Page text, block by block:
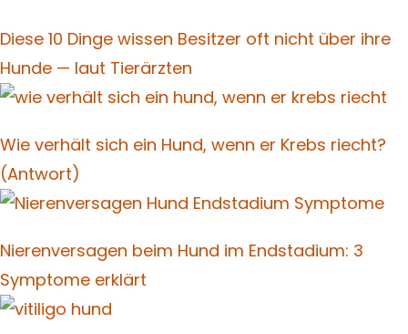
Diese 10 Dinge wissen Besitzer oft nicht über ihre
Hunde — laut Tierärzten
Wie verhält sich ein Hund, wenn er Krebs riecht?
(Antwort)
Nierenversagen beim Hund im Endstadium: 3
Symptome erklärt